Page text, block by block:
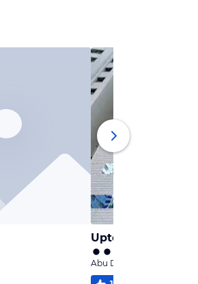
Uptown Hotel
Abu Dhabi, Abu Dhabi